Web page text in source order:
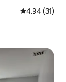
คะแนนเฉลี่ย
4.94 (31)